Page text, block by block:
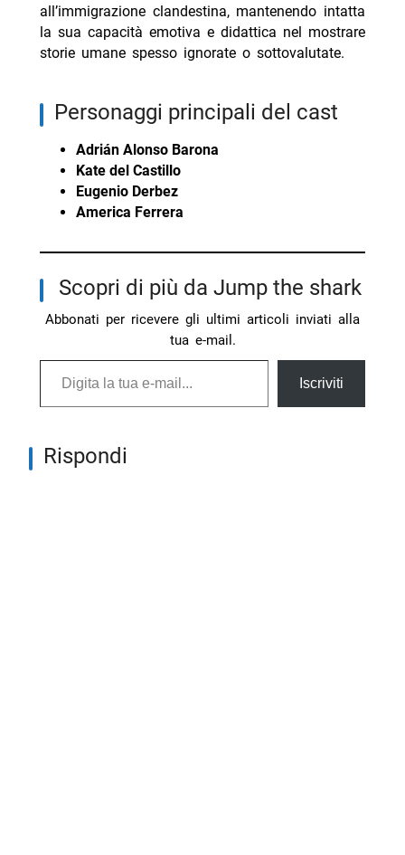
all’immigrazione clandestina, mantenendo intatta
la sua capacità emotiva e didattica nel mostrare
storie umane spesso ignorate o sottovalutate.
personaggi principali del cast
Adrián Alonso Barona
Kate del Castillo
Eugenio Derbez
America Ferrera
Scopri di più da Jump the shark
Abbonati per ricevere gli ultimi articoli inviati alla
tua e-mail.
Digita la tua e-mail...
Iscriviti
Rispondi